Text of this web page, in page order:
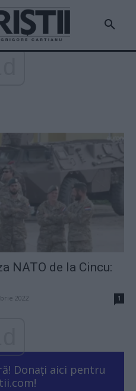
NATO de la Cincu:
2022 1
Donați aici pentru